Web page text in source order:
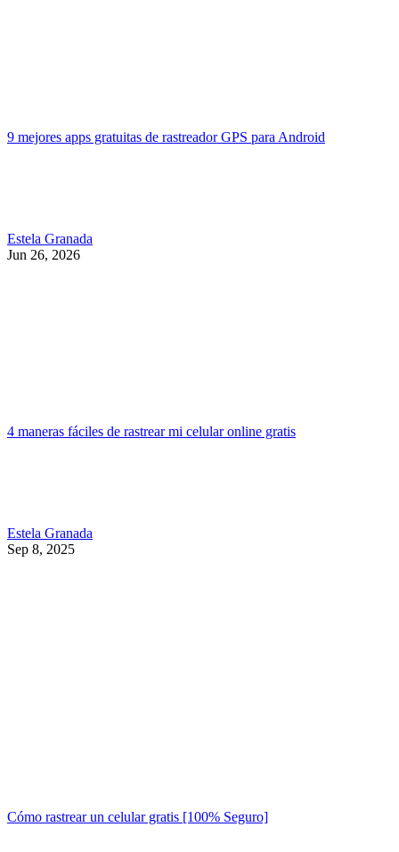
9 mejores apps gratuitas de rastreador GPS para Android
Estela Granada
Jun 26, 2026
4 maneras fáciles de rastrear mi celular online gratis
Estela Granada
Sep 8, 2025
Cómo rastrear un celular gratis [100% Seguro]